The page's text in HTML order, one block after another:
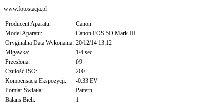
www.fotostacja.pl
Producent Aparatu:
Canon
Model Aparatu:
Canon EOS 5D Mark III
Oryginalna Data Wykonania: 20/12/14 13:12
Migawka:
1/4 sec
Przesłona:
f/9
Czułość ISO:
200
Kompensacja Ekspozycji:
-0.33 EV
Pomiar Światła:
Pattern
Balans Bieli:
1